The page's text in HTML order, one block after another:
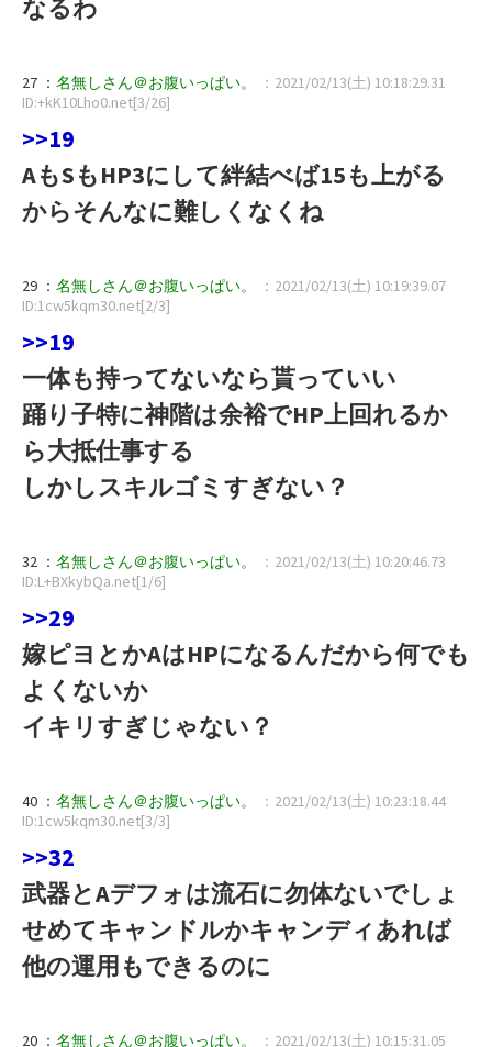
なるわ
27 ： 名無しさん＠お腹いっぱい。
：2021/02/13(土) 10:18:29.31
ID:+kK10Lho0.net[3/26]
>>19
AもSもHP3にして絆結べば15も上がる
からそんなに難しくなくね
29 ： 名無しさん＠お腹いっぱい。
：2021/02/13(土) 10:19:39.07
ID:1cw5kqm30.net[2/3]
>>19
一体も持ってないなら貰っていい
踊り子特に神階は余裕でHP上回れるか
ら大抵仕事する
しかしスキルゴミすぎない？
32 ： 名無しさん＠お腹いっぱい。
：2021/02/13(土) 10:20:46.73
ID:L+BXkybQa.net[1/6]
>>29
嫁ピヨとかAはHPになるんだから何でも
よくないか
イキリすぎじゃない？
40 ： 名無しさん＠お腹いっぱい。
：2021/02/13(土) 10:23:18.44
ID:1cw5kqm30.net[3/3]
>>32
武器とAデフォは流石に勿体ないでしょ
せめてキャンドルかキャンディあれば
他の運用もできるのに
20 ： 名無しさん＠お腹いっぱい。 ：2021/02/13(土) 10:15:31.05